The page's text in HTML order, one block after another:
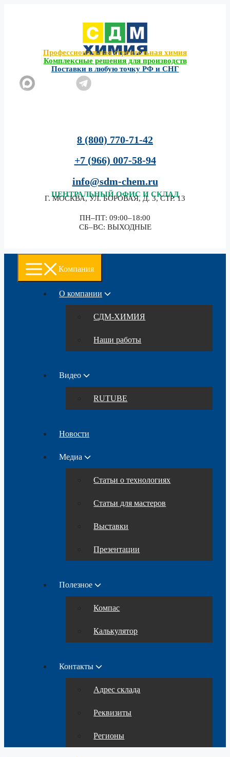
Профессиональная строительная химия
Комплексные решения для производств
Поставки в любую точку РФ и СНГ
8 (800) 770-71-42
+7 (966) 007-58-94
info@sdm-chem.ru
ЦЕНТРАЛЬНЫЙ ОФИС И СКЛАД
Г. МОСКВА, УЛ. БОРОВАЯ, Д. 3, СТР. 13
ПН–ПТ: 09:00–18:00
СБ–ВС: ВЫХОДНЫЕ
Компания
О компании
СДМ-ХИМИЯ
Наши работы
Видео
RUTUBE
Новости
Медиа
Статьи о технологиях
Статьи для мастеров
Выставки
Презентации
Полезное
Компас
Калькулятор
Контакты
Адрес склада
Реквизиты
Регионы